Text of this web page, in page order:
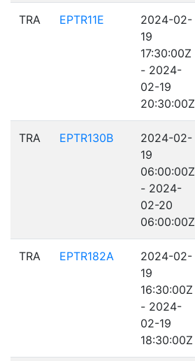
TRA EPTR11E
2024-02-
19
17:30:00Z
- 2024-
02-19
20:30:00Z
TRA EPTR130B
2024-02-
19
06:00:00Z
- 2024-
02-20
06:00:00Z
TRA EPTR182A
2024-02-
19
16:30:00Z
- 2024-
02-19
18:30:00Z